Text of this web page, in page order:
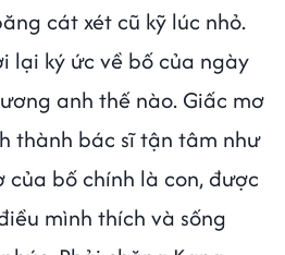
cát xét cũ kỹ lúc nhỏ.
lại ký ức về bố của ngày
anh thế nào. Giấc mơ
thành bác sĩ tận tâm như
của bố chính là con, được
mình thích và sống